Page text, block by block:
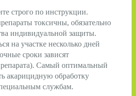
строго по ин­струкции.
токсичны, обязательно
индивидуальной защиты.
на участке несколько дней
сроки зависят
Самый оптимальный
акарицидную обработку
службам.